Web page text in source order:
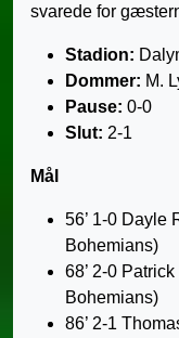
svarede for
Stadion:
Dommer: M.
Pause: 0-0
Slut: 2-1
Mål
56’ 1-0 Dayle
Bohemians)
68’ 2-0
Bohemians)
86’ 2-1